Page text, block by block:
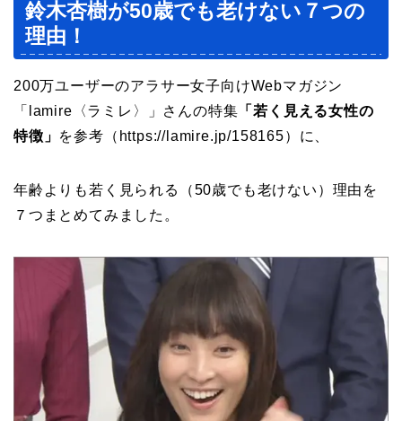
鈴木杏樹が50歳でも老けない７つの
理由！
200万ユーザーのアラサー女子向けWebマガジン
「lamire〈ラミレ〉」さんの特集 「若く見える女性の
特徴」 を参考（https://lamire.jp/158165）に、
年齢よりも若く見られる（50歳でも老けない）理由を
７つまとめてみました。